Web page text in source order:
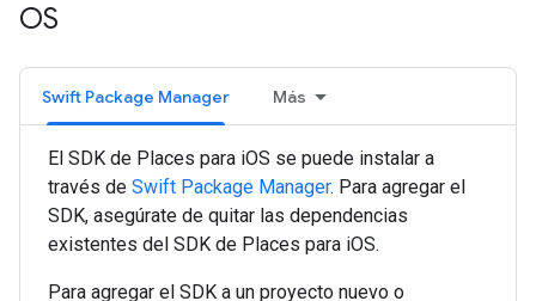
OS
Swift Package Manager Más
El SDK de Places para iOS se puede instalar a
través de Swift Package Manager. Para agregar el
SDK, asegúrate de quitar las dependencias
existentes del SDK de Places para iOS.
Para agregar el SDK a un proyecto nuevo o